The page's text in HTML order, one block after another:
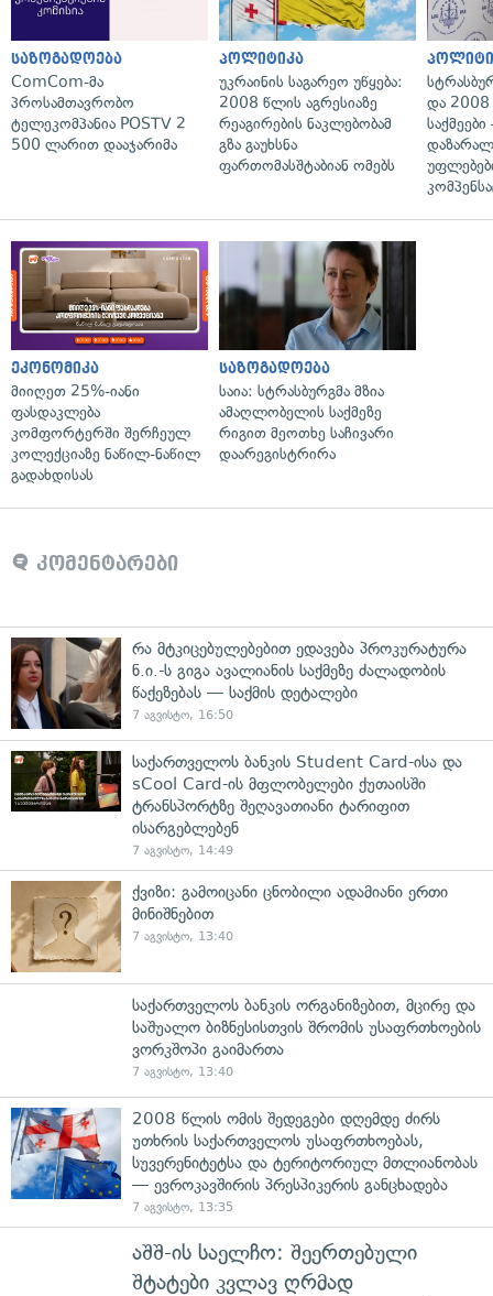
საზოგადოება
ComCom-მა
პროსამთავრობო
ტელეკომპანია POSTV 2
500 ლარით დააჯარიმა
პოლიტიკა
უკრაინის საგარეო უწყება:
2008 წლის აგრესიაზე
რეაგირების ნაკლებობამ
გზა გაუხსნა
ფართომასშტაბიან ომებს
და 2008
ეკონომიკა
მიიღეთ 25%-იანი
ფასდაკლება
კომფორტერში შერჩეულ
კოლექციაზე ნაწილ-ნაწილ
გადახდისას
საზოგადოება
საია: სტრასბურგმა მზია
ამაღლობელის საქმეზე
რიგით მეოთხე საჩივარი
დაარეგისტრირა
კომენტარები
რა მტკიცებულებებით ედავება პროკურატურა
ნ.ი.-ს გიგა ავალიანის საქმეზე ძალადობის
წაქეზებას — საქმის დეტალები
7 აგვისტო, 16:50
საქართველოს ბანკის Student Card-ისა და
sCool Card-ის მფლობელები ქუთაისში
ტრანსპორტზე შეღავათიანი ტარიფით
ისარგებლებენ
7 აგვისტო, 14:49
ქვიზი: გამოიცანი ცნობილი ადამიანი ერთი
მინიშნებით
7 აგვისტო, 13:40
საქართველოს ბანკის ორგანიზებით, მცირე და
საშუალო ბიზნესისთვის შრომის უსაფრთხოების
ვორკშოპი გაიმართა
7 აგვისტო, 13:40
2008 წლის ომის შედეგები დღემდე ძირს
უთხრის საქართველოს უსაფრთხოებას,
სუვერენიტეტსა და ტერიტორიულ მთლიანობას
— ევროკავშირის პრესპიკერის განცხადება
7 აგვისტო, 13:35
აშშ-ის საელჩო: შეერთებული
შტატები კვლავ ღრმად